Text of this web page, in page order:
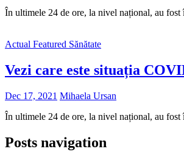
În ultimele 24 de ore, la nivel național, au
Actual Featured Sănătate
Vezi care este situația
Dec 17, 2021 Mihaela Ursan
În ultimele 24 de ore, la nivel național, au
Posts navigation